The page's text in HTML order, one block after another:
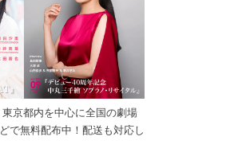
京都内を中心に全国の劇場
で無料配布中！配送も対応し